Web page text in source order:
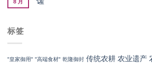
8 月
标签
"皇家御用" "高端食材" 乾隆御封 传统农耕 农业遗产